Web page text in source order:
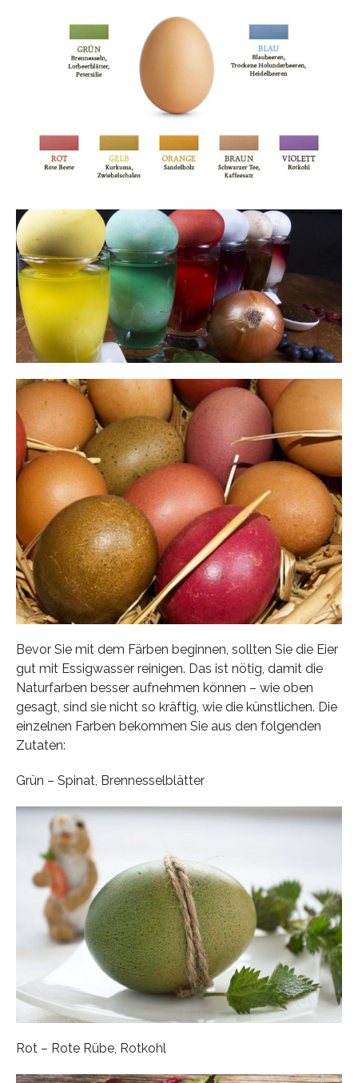
Bevor Sie mit dem Färben beginnen, sollten Sie die Eier
gut mit Essigwasser reinigen. Das ist nötig, damit die
Naturfarben besser aufnehmen können – wie oben
gesagt, sind sie nicht so kräftig, wie die künstlichen. Die
einzelnen Farben bekommen Sie aus den folgenden
Zutaten:
Grün – Spinat, Brennesselblätter
Rot – Rote Rübe, Rotkohl